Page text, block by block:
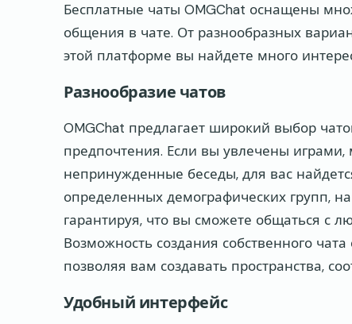
Бесплатные чаты OMGChat оснащены
общения в чате. От разнообразных
этой платформе вы найдете много
Разнообразие чатов
OMGChat предлагает широкий выбор
предпочтения. Если вы увлечены
непринужденные беседы, для вас
определенных демографических групп,
гарантируя, что вы сможете общаться
Возможность создания собственного
позволяя вам создавать пространства,
Удобный интерфейс